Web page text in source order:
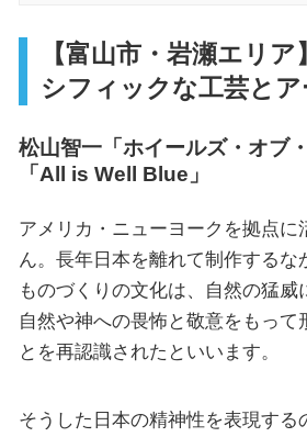
【富山市・岩瀬エリ
シフィックな工芸と
松山智一「ホイールズ・オブ
「All is Well Blue」
アメリカ・ニューヨークを拠点に
ん。長年日本を離れて制作するな
ものづくりの文化は、自然の猛威
自然や神への畏怖と敬意をもって
とを再認識されたといいます。
そうした日本の精神性を表現する